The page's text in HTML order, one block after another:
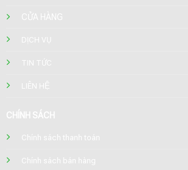
CỬA HÀNG
DỊCH VỤ
TIN TỨC
LIÊN HỆ
CHÍNH SÁCH
Chính sách thanh toán
Chính sách bán hàng